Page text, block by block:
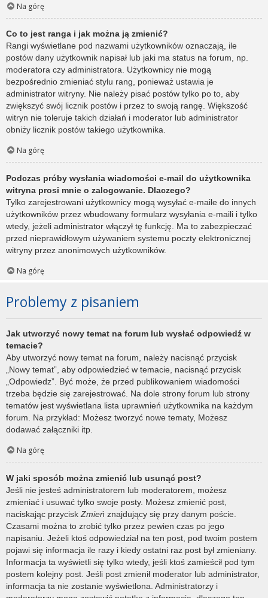
Na górę
Co to jest ranga i jak można ją zmienić?
Rangi wyświetlane pod nazwami użytkowników oznaczają, ile
postów dany użytkownik napisał lub jaki ma status na forum, np.
moderatora czy administratora. Użytkownicy nie mogą
bezpośrednio zmieniać stylu rang, ponieważ ustawia je
administrator witryny. Nie należy pisać postów tylko po to, aby
zwiększyć swój licznik postów i przez to swoją rangę. Większość
witryn nie toleruje takich działań i moderator lub administrator
obniży licznik postów takiego użytkownika.
Na górę
Podczas próby wysłania wiadomości e-mail do użytkownika
witryna prosi mnie o zalogowanie. Dlaczego?
Tylko zarejestrowani użytkownicy mogą wysyłać e-maile do innych
użytkowników przez wbudowany formularz wysyłania e-maili i tylko
wtedy, jeżeli administrator włączył tę funkcję. Ma to zabezpieczać
przed nieprawidłowym używaniem systemu poczty elektronicznej
witryny przez anonimowych użytkowników.
Na górę
Problemy z pisaniem
Jak utworzyć nowy temat na forum lub wysłać odpowiedź w
temacie?
Aby utworzyć nowy temat na forum, należy nacisnąć przycisk
„Nowy temat”, aby odpowiedzieć w temacie, nacisnąć przycisk
„Odpowiedz”. Być może, że przed publikowaniem wiadomości
trzeba będzie się zarejestrować. Na dole strony forum lub strony
tematów jest wyświetlana lista uprawnień użytkownika na każdym
forum. Na przykład: Możesz tworzyć nowe tematy, Możesz
dodawać załączniki itp.
Na górę
W jaki sposób można zmienić lub usunąć post?
Jeśli nie jesteś administratorem lub moderatorem, możesz
zmieniać i usuwać tylko swoje posty. Możesz zmienić post,
naciskając przycisk Zmień znajdujący się przy danym poście.
Czasami można to zrobić tylko przez pewien czas po jego
napisaniu. Jeżeli ktoś odpowiedział na ten post, pod twoim postem
pojawi się informacja ile razy i kiedy ostatni raz post był zmieniany.
Informacja ta wyświetli się tylko wtedy, jeśli ktoś zamieścił pod tym
postem kolejny post. Jeśli post zmienił moderator lub administrator,
informacja ta nie zostanie wyświetlona. Administratorzy i